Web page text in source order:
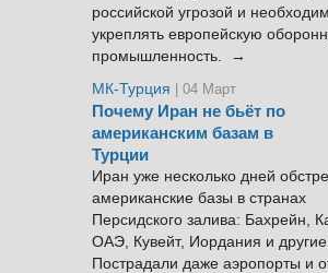
российской угрозой и
укреплять европейскую
промышленность. →
МК-Турция
| 04 Март
Почему Иран не бьёт по
американским базам в
Турции
Иран уже несколько дней
американские базы в странах
Персидского залива: Бахрейн,
ОАЭ, Кувейт, Иордания и
Пострадали даже аэропорты и